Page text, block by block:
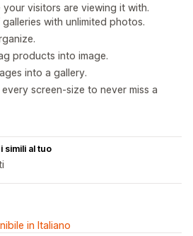
visitors are viewing it with.
with unlimited photos.
products into image.
into a gallery.
screen-size to never miss a
simili al tuo
in Italiano